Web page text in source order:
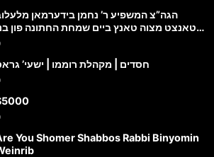
הגה”צ המשפיע ר’ נחמן בידערמאן
טאנצט מצוה טאנץ ביים שמחת החתונה פון
חסדים | מקהלת רוממו | ישעי’
You Shomer Shabbos Rabbi Binyomin